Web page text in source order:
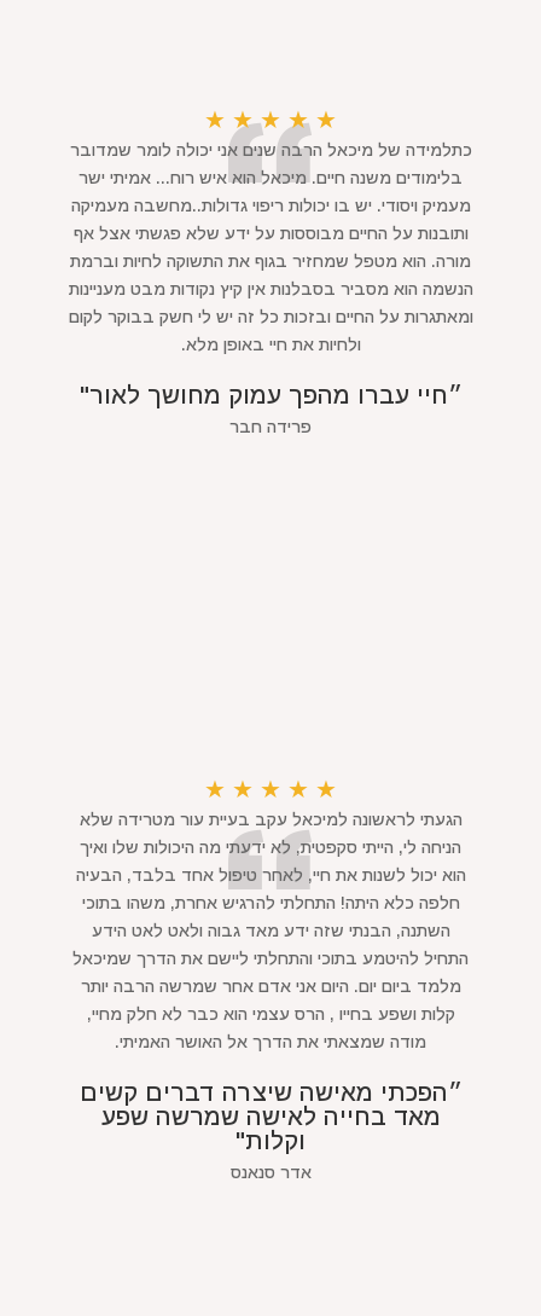
★
★
★
★
★
כתלמידה של מיכאל הרבה שנים אני יכולה לומר שמדובר
בלימודים משנה חיים. מיכאל הוא איש רוח... אמיתי ישר
מעמיק ויסודי. יש בו יכולות ריפוי גדולות..מחשבה מעמיקה
ותובנות על החיים מבוססות על ידע שלא פגשתי אצל אף
מורה. הוא מטפל שמחזיר בגוף את התשוקה לחיות וברמת
הנשמה הוא מסביר בסבלנות אין קיץ נקודות מבט מעניינות
ומאתגרות על החיים ובזכות כל זה יש לי חשק בבוקר לקום
ולחיות את חיי באופן מלא.
״חיי עברו מהפך עמוק מחושך לאור"
פרידה חבר
★
★
★
★
★
הגעתי לראשונה למיכאל עקב בעיית עור מטרידה שלא
הניחה לי, הייתי סקפטית, לא ידעתי מה היכולות שלו ואיך
הוא יכול לשנות את חיי, לאחר טיפול אחד בלבד, הבעיה
חלפה כלא היתה! התחלתי להרגיש אחרת, משהו בתוכי
השתנה, הבנתי שזה ידע מאד גבוה ולאט לאט הידע
התחיל להיטמע בתוכי והתחלתי ליישם את הדרך שמיכאל
מלמד ביום יום. היום אני אדם אחר שמרשה הרבה יותר
קלות ושפע בחייו , הרס עצמי הוא כבר לא חלק מחיי,
מודה שמצאתי את הדרך אל האושר האמיתי.
״הפכתי מאישה שיצרה דברים קשים
מאד בחייה לאישה שמרשה שפע
וקלות"
אדר סנאנס